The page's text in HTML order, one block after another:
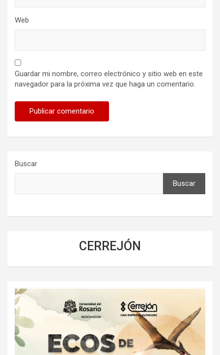
Web
Guardar mi nombre, correo electrónico y sitio web en este
navegador para la próxima vez que haga un comentario.
Buscar
Buscar
CERREJÓN